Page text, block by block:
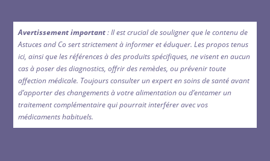
Avertissement important: Il est crucial de souligner que le contenu de
Astuces and Co sert strictement à informer et éduquer. Les propos tenus
ici, ainsi que les références à des produits spécifiques, ne visent en aucun
cas à poser des diagnostics, offrir des remèdes, ou prévenir toute
affection médicale. Toujours consulter un expert en soins de santé avant
d’apporter des changements à votre alimentation ou d’entamer un
traitement complémentaire qui pourrait interférer avec vos
médicaments habituels.